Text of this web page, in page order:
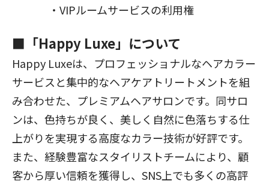
・ VIPルームサービスの利用権
■「Happy Luxe」について
Happy Luxeは、プロフェッショナルなヘアカラー
サービスと集中的なヘアケアトリートメントを組
み合わせた、プレミアムヘアサロンです。同サロ
ンは、色持ちが良く、美しく自然に色落ちする仕
上がりを実現する高度なカラー技術が好評です。
また、経験豊富なスタイリストチームにより、顧
客から厚い信頼を獲得し、 SNS 上でも多くの高評